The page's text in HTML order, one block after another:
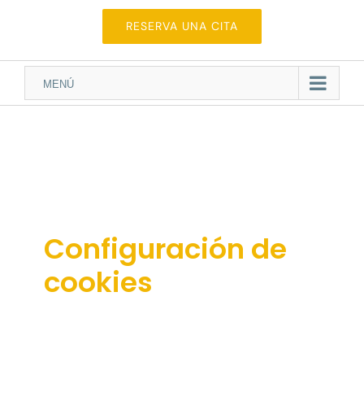
RESERVA UNA CITA
Ir a...
Configuración de
cookies